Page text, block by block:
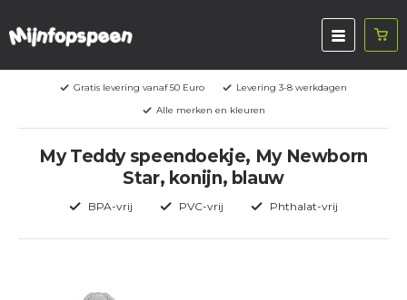
Gratis levering vanaf 50 Euro
Levering 3-8 werkdagen
Alle merken en kleuren
My Teddy speendoekje, My Newborn
Star, konijn, blauw
BPA-vrij PVC-vrij Phthalat-vrij